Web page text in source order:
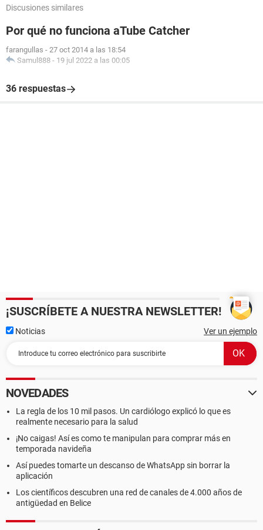
Discusiones similares
Por qué no funciona aTube Catcher
farangullas - 27 oct 2014 a las 18:54
Samul888 - 19 jul 2022 a las 00:05
36 respuestas
¡SUSCRÍBETE A NUESTRA NEWSLETTER!
Noticias Ver un ejemplo
NOVEDADES
La regla de los 10 mil pasos. Un cardiólogo explicó lo que es
realmente necesario para la salud
¡No caigas! Así es como te manipulan para comprar más en
temporada navideña
Así puedes tomarte un descanso de WhatsApp sin borrar la
aplicación
Los científicos descubren una red de canales de 4.000 años de
antigüedad en Belice